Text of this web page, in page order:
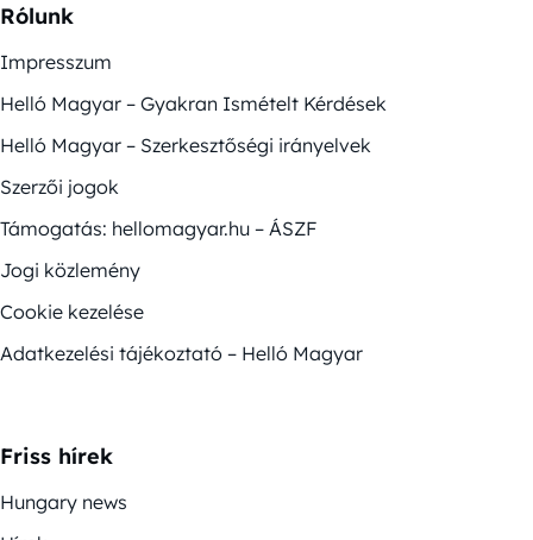
Rólunk
Impresszum
Helló Magyar – Gyakran Ismételt Kérdések
Helló Magyar – Szerkesztőségi irányelvek
Szerzői jogok
Támogatás: hellomagyar.hu – ÁSZF
Jogi közlemény
Cookie kezelése
Adatkezelési tájékoztató – Helló Magyar
Friss hírek
Hungary news